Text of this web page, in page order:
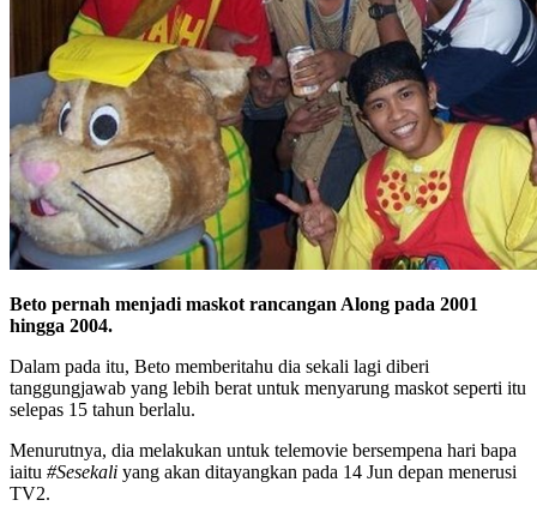
Beto pernah menjadi maskot rancangan Along pada 2001
hingga 2004.
Dalam pada itu, Beto memberitahu dia sekali lagi diberi
tanggungjawab yang lebih berat untuk menyarung maskot seperti itu
selepas 15 tahun berlalu.
Menurutnya, dia melakukan untuk telemovie bersempena hari bapa
iaitu #Sesekali yang akan ditayangkan pada 14 Jun depan menerusi
TV2.